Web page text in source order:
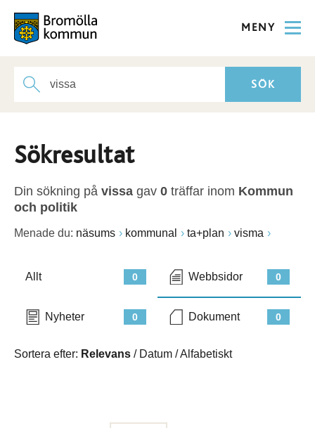
MENY
Sökresultat
Din sökning på vissa gav 0 träffar inom Kommun
och politik
Menade du: näsums kommunal ta+plan visma
0
Allt 0
Webbsidor
0
Nyheter 0
Dokument
Sortera efter: Relevans / Datum /Alfabetiskt